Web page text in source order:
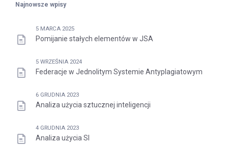
Najnowsze wpisy
5 MARCA 2025
Pomijanie stałych elementów w JSA
5 WRZEŚNIA 2024
Federacje w Jednolitym Systemie Antyplagiatowym
6 GRUDNIA 2023
Analiza użycia sztucznej inteligencji
4 GRUDNIA 2023
Analiza użycia SI